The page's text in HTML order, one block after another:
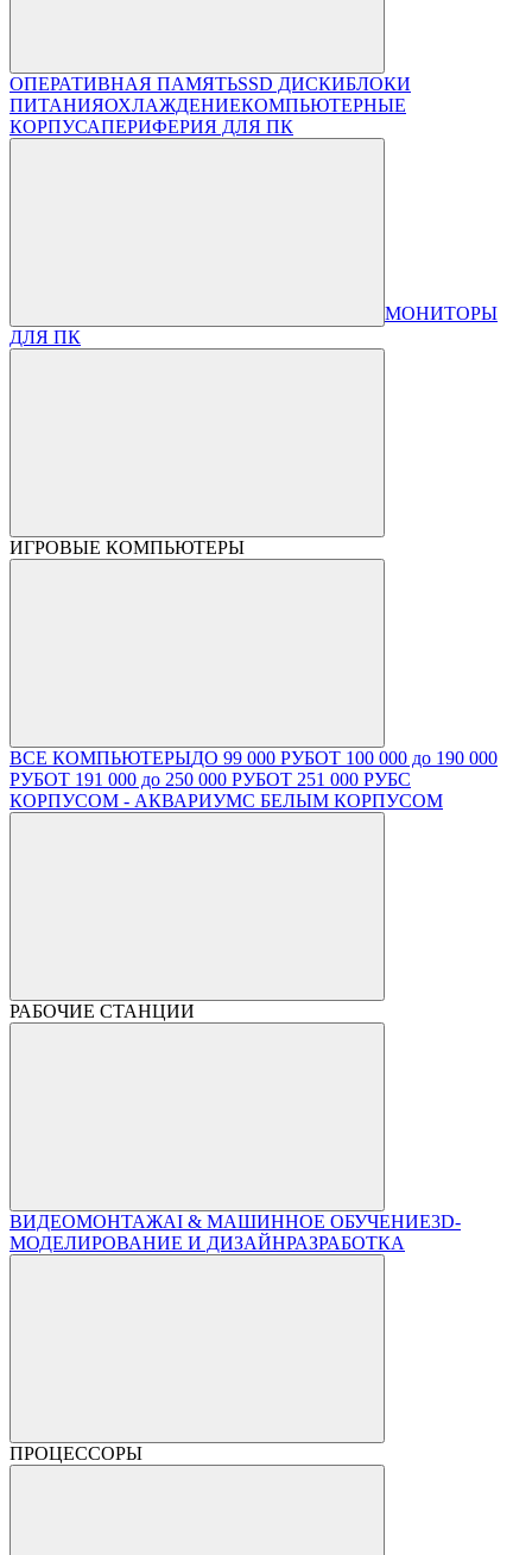
ОПЕРАТИВНАЯ ПАМЯТЬSSD ДИСКИБЛОКИ
ПИТАНИЯОХЛАЖДЕНИЕКОМПЬЮТЕРНЫЕ
КОРПУСАПЕРИФЕРИЯ ДЛЯ ПК
МОНИТОРЫ
ДЛЯ ПК
ИГРОВЫЕ КОМПЬЮТЕРЫ
ВСЕ КОМПЬЮТЕРЫДО 99 000 РУБОТ 100 000 до 190 000
РУБОТ 191 000 до 250 000 РУБОТ 251 000 РУБС
КОРПУСОМ - АКВАРИУМС БЕЛЫМ КОРПУСОМ
РАБОЧИЕ СТАНЦИИ
ВИДЕОМОНТАЖAI & МАШИННОЕ ОБУЧЕНИЕ3D-
МОДЕЛИРОВАНИЕ И ДИЗАЙНРАЗРАБОТКА
ПРОЦЕССОРЫ